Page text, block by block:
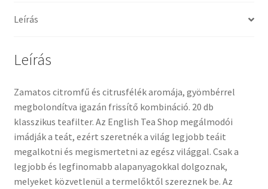
Leírás
Leírás
Zamatos citromfű és citrusfélék aromája, gyömbérrel
megbolondítva igazán frissítő kombináció. 20 db
klasszikus teafilter. Az English Tea Shop megálmodói
imádják a teát, ezért szeretnék a világ legjobb teáit
megalkotni és megismertetni az egész világgal. Csak a
legjobb és legfinomabb alapanyagokkal dolgoznak,
melyeket közvetlenül a termelőktől szereznek be. Az